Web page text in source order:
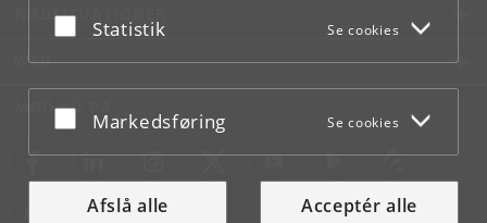
Acceptér eller afslå
Statistik Se cookies
Acceptér eller afslå
Markedsføring Se cookies
Afslå alle Acceptér alle
NØDSITUATIONER
WEB
MØD KU PÅ